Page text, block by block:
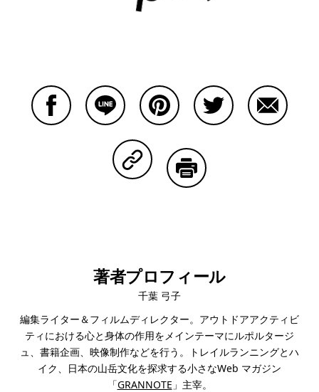
Copy Linkで共有する
著者プロフィール
千葉 弓子
編集ライター＆フィルムディレクター。アウトドアアクティビ
ティにおける心と身体の作用をメインテーマにルポルタージ
ュ、書籍企画、映像制作などを行う。トレイルランニングとハ
イク、日本の山岳文化を探求する小さなWeb マガジン
「GRANNOTE 」主宰。